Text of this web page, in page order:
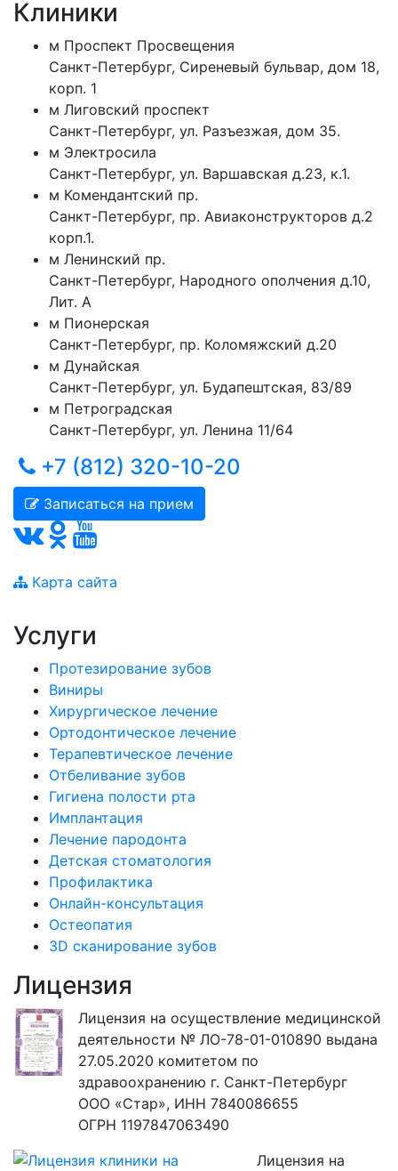
Клиники
м Проспект Просвещения
Санкт-Петербург, Сиреневый бульвар, дом 18,
корп. 1
м Лиговский проспект
Санкт-Петербург, ул. Разъезжая, дом 35.
м Электросила
Санкт-Петербург, ул. Варшавская д.23, к.1.
м Комендантский пр.
Санкт-Петербург, пр. Авиаконструкторов д.2
корп.1.
м Ленинский пр.
Санкт-Петербург, Народного ополчения д.10,
Лит. А
м Пионерская
Санкт-Петербург, пр. Коломяжский д.20
м Дунайская
Санкт-Петербург, ул. Будапештская, 83/89
м Петроградская
Санкт-Петербург, ул. Ленина 11/64
+7 (812) 320-10-20
Записаться на прием
Карта сайта
Услуги
Протезирование зубов
Виниры
Хирургическое лечение
Ортодонтическое лечение
Терапевтическое лечение
Отбеливание зубов
Гигиена полости рта
Имплантация
Лечение пародонта
Детская стоматология
Профилактика
Онлайн-консультация
Остеопатия
3D сканирование зубов
Лицензия
Лицензия на осуществление медицинской
деятельности № ЛО-78-01-010890 выдана
27.05.2020 комитетом по
здравоохранению г. Санкт-Петербург
ООО «Стар», ИНН 7840086655
ОГРН 1197847063490
Лицензия на